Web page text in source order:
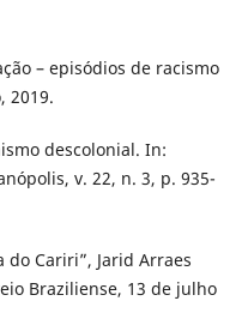
– episódios de racismo
2019.
descolonial. In:
v. 22, n. 3, p. 935-
do Cariri”, Jarid Arraes
Braziliense, 13 de julho